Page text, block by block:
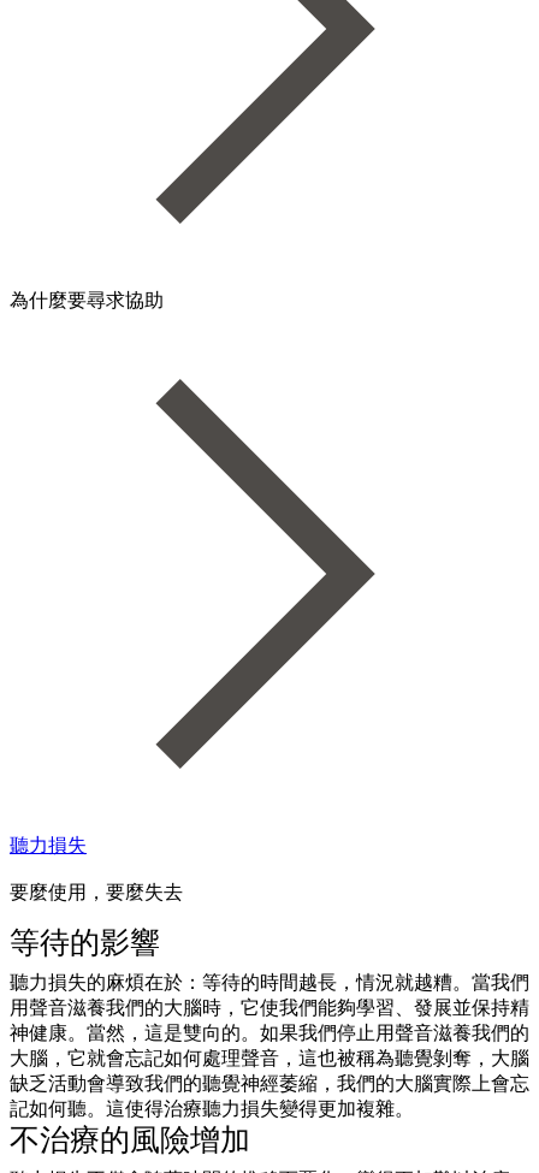
為什麼要尋求協助
聽力損失
要麼使用，要麼失去
等待的影響
聽力損失的麻煩在於：等待的時間越長，情況就越糟。當我們
用聲音滋養我們的大腦時，它使我們能夠學習、發展並保持精
神健康。當然，這是雙向的。如果我們停止用聲音滋養我們的
大腦，它就會忘記如何處理聲音，這也被稱為聽覺剝奪，大腦
缺乏活動會導致我們的聽覺神經萎縮，我們的大腦實際上會忘
記如何聽。這使得治療聽力損失變得更加複雜。
不治療的風險增加